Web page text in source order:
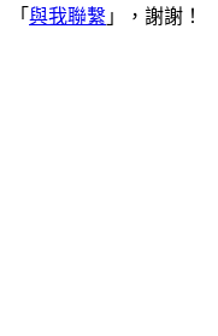
「 與我聯繫 」，謝謝！